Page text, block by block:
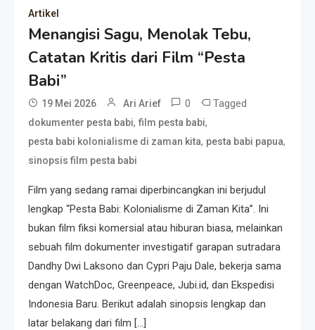
Artikel
Menangisi Sagu, Menolak Tebu,
Catatan Kritis dari Film “Pesta
Babi”
19 Mei 2026 Ari Arief 0 Tagged
dokumenter pesta babi, film pesta babi,
pesta babi kolonialisme di zaman kita, pesta babi papua,
sinopsis film pesta babi
Film yang sedang ramai diperbincangkan ini berjudul
lengkap “Pesta Babi: Kolonialisme di Zaman Kita”. Ini
bukan film fiksi komersial atau hiburan biasa, melainkan
sebuah film dokumenter investigatif garapan sutradara
Dandhy Dwi Laksono dan Cypri Paju Dale, bekerja sama
dengan WatchDoc, Greenpeace, Jubi.id, dan Ekspedisi
Indonesia Baru. Berikut adalah sinopsis lengkap dan
latar belakang dari film […]
Resonansi
Seri 1: Republik Karang
Kedempel, Lahirnya Politik
Non-Blok ke Go-Blok!
Artikel
Menelusuri Akar Sejarah Ulang
Tahun PPU, Pertentangan
Bulan Peringatan vs
Pengesahan UU 7/2002
Resonansi
Satire Politik Karang
Kedempel: Saat Presiden
Gareng Lebih Sibuk Orasi
daripada Urus Nasi
Artikel